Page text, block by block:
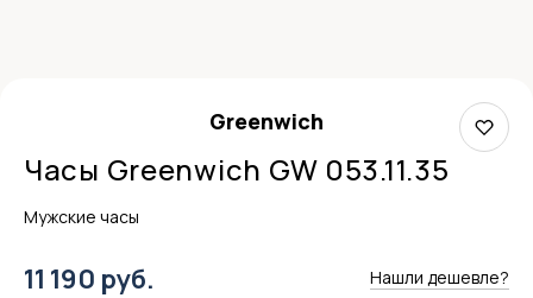
Greenwich
Часы Greenwich GW 053.11.35
Мужские часы
11 190 руб. Нашли дешевле?